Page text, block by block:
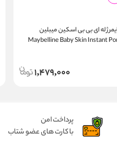
ژله ای بی بی اسکین میبلین
Maybelline Baby Skin Instant
1,479,000
پرداخت امن
با کارت های عضو شتاب